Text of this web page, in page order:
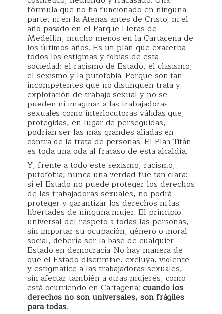
fórmula que no ha funcionado en ninguna
parte, ni en la Atenas antes de Cristo, ni el
año pasado en el Parque Lleras de
Medellín, mucho menos en la Cartagena de
los últimos años. Es un plan que exacerba
todos los estigmas y fobias de esta
sociedad: el racismo de Estado, el clasismo,
el sexismo y la putofobia. Porque son tan
incompetentes que no distinguen trata y
explotación de trabajo sexual y no se
pueden ni imaginar a las trabajadoras
sexuales como interlocutoras válidas que,
protegidas, en lugar de perseguidas,
podrían ser las más grandes aliadas en
contra de la trata de personas. El Plan Titán
es toda una oda al fracaso de esta alcaldía.
Y, frente a todo este sexismo, racismo,
putofobia, nunca una verdad fue tan clara:
si el Estado no puede proteger los derechos
de las trabajadoras sexuales, no podrá
proteger y garantizar los derechos ni las
libertades de ninguna mujer. El principio
universal del respeto a todas las personas,
sin importar su ocupación, género o moral
social, debería ser la base de cualquier
Estado en democracia. No hay manera de
que el Estado discrimine, excluya, violente
y estigmatice a las trabajadoras sexuales,
sin afectar también a otras mujeres, como
está ocurriendo en Cartagena; cuando los
derechos no son universales, son frágiles
para todas.